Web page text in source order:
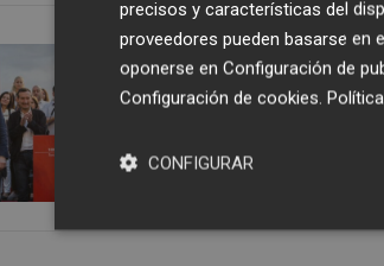
Socialistas a los que
las elecciones
precisos y características del
proveedores pueden basarse en
oponerse en Configuración de
Configuración de cookies.
CONFIGURAR